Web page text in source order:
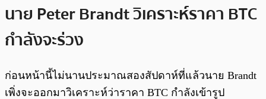
นาย Peter Brandt วิเคราะห์ราคา BTC
กำลังจะร่วง
ก่อนหน้านี้ไม่นานประมาณสองสัปดาห์ที่แล้วนาย Brandt
เพิ่งจะออกมาวิเคราะห์ว่าราคา BTC กำลังเข้ารูป